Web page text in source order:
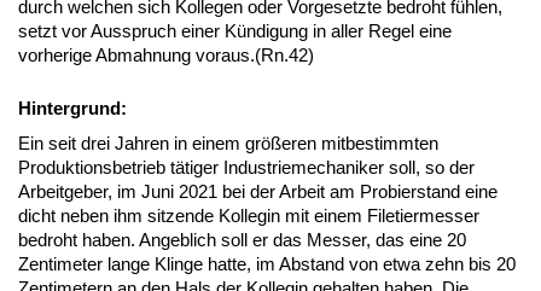
durch welchen sich Kollegen oder Vorgesetzte bedroht fühlen,
setzt vor Ausspruch einer Kündigung in aller Regel eine
vorherige Abmahnung voraus.(Rn.42)
Hintergrund:
Ein seit drei Jahren in einem größeren mitbestimmten
Produktionsbetrieb tätiger Industriemechaniker soll, so der
Arbeitgeber, im Juni 2021 bei der Arbeit am Probierstand eine
dicht neben ihm sitzende Kollegin mit einem Filetiermesser
bedroht haben. Angeblich soll er das Messer, das eine 20
Zentimeter lange Klinge hatte, im Abstand von etwa zehn bis 20